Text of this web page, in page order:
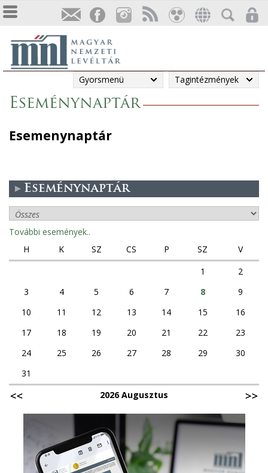
Gyorsmenü Tagintézmények
Eseménynaptár
Esemenynaptár
Eseménynaptár
További események..
H
K SZ CS P SZ
V
1
2
3
4 5 6 7 8
9
10
11 12 13 14 15
16
17
18 19 20 21 22
23
24
25 26 27 28 29
30
31
2026 Augusztus